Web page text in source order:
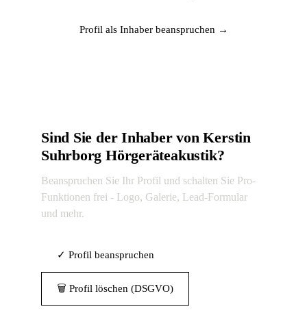
Profil als Inhaber beanspruchen →
Sind Sie der Inhaber von Kerstin
Suhrborg Hörgeräteakustik?
Beanspruchen Sie Ihr Profil und schalten Sie Pro-
Funktionen frei - Logo, Galerie, Lead-Formular
und mehr.
✓ Profil beanspruchen
🗑 Profil löschen (DSGVO)